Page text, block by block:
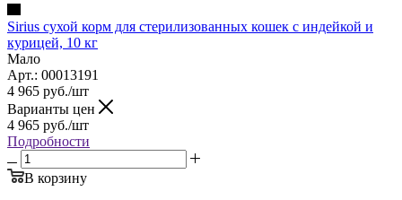
Sirius сухой корм для стерилизованных кошек с индейкой и
курицей, 10 кг
Мало
Арт.: 00013191
4 965 руб./шт
Варианты цен
4 965 руб./шт
Подробности
В корзину